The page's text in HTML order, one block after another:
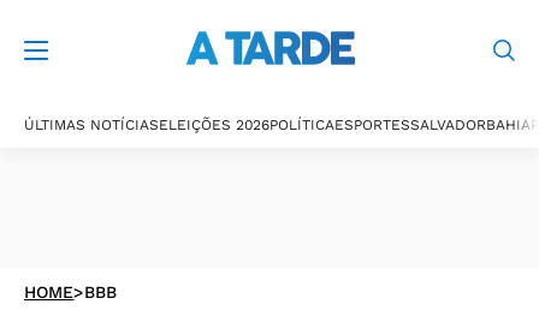
ÚLTIMAS NOTÍCIASELEIÇÕES 2026POLÍTICAESPORTESSALVADORBAHIA
HOME>BBB